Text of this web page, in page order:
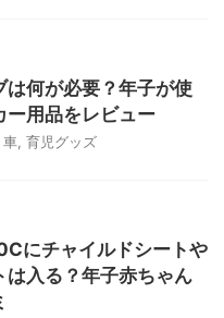
は何が必要？年子が使
ー用品をレビュー
車 育児グッズ
にチャイルドシートや
は入る？年子赤ちゃん